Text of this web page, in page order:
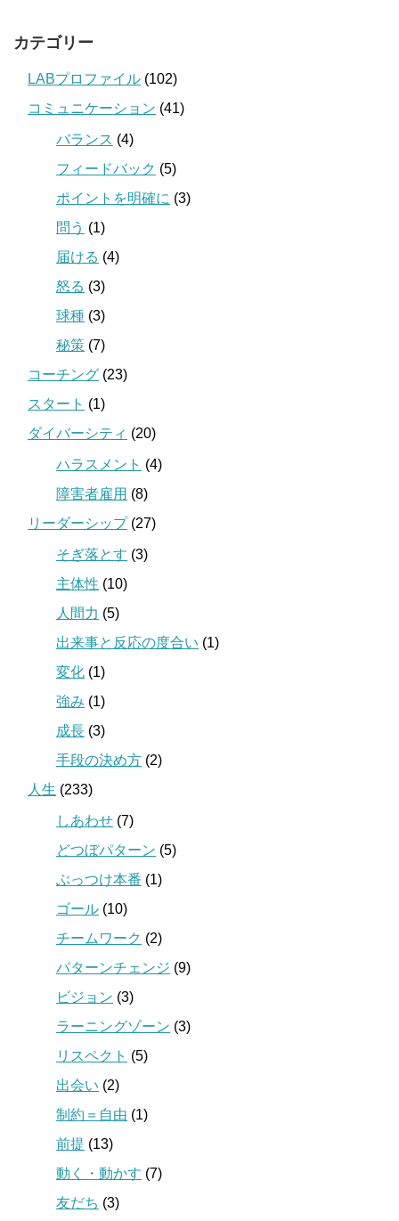
カテゴリー
LABプロファイル (102)
コミュニケーション (41)
バランス (4)
フィードバック (5)
ポイントを明確に (3)
問う (1)
届ける (4)
怒る (3)
球種 (3)
秘策 (7)
コーチング (23)
スタート (1)
ダイバーシティ (20)
ハラスメント (4)
障害者雇用 (8)
リーダーシップ(27)
そぎ落とす (3)
主体性 (10)
人間力 (5)
出来事と反応の度合い (1)
変化 (1)
強み (1)
成長 (3)
手段の決め方 (2)
人生 (233)
しあわせ (7)
どつぼパターン (5)
ぶっつけ本番 (1)
ゴール (10)
チームワーク (2)
パターンチェンジ (9)
ビジョン (3)
ラーニングゾーン (3)
リスペクト (5)
出会い (2)
制約＝自由 (1)
前提 (13)
動く・動かす (7)
友だち (3)